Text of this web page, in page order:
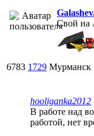
Свой на
6783 1729 Мурманск
hooliganka2012
В работе над
работой, нет